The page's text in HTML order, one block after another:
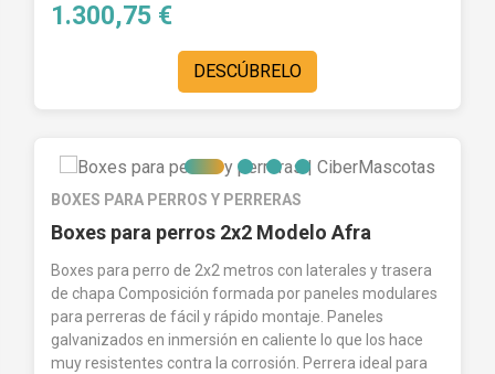
1.300,75 €
DESCÚBRELO
BOXES PARA PERROS Y PERRERAS
Boxes para perros 2x2 Modelo Afra
Boxes para perro de 2x2 metros con laterales y trasera
de chapa Composición formada por paneles modulares
para perreras de fácil y rápido montaje. Paneles
galvanizados en inmersión en caliente lo que los hace
muy resistentes contra la corrosión. Perrera ideal para